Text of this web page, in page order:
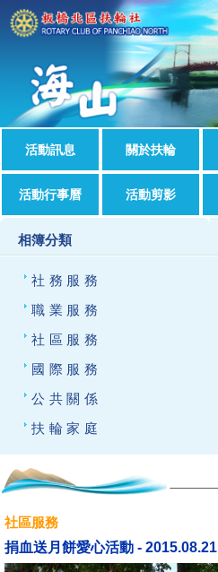
活動訊息 關於扶輪
活動行事曆 活動剪影
相簿分類
社務服務
職業服務
社區服務
國際服務
公共關係
扶輪家庭
社區服務
捐血送月餅愛心活動 - 2015.08.21